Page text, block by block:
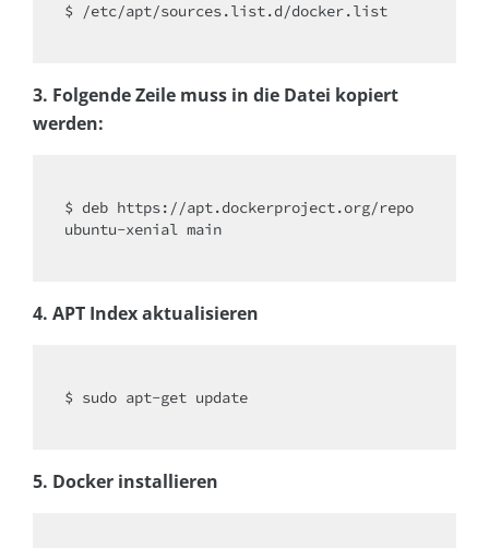
$ /etc/apt/sources.list.d/docker.list
3. Folgende Zeile muss in die Datei kopiert
werden:
$ deb https://apt.dockerproject.org/repo
ubuntu-xenial main
4. APT Index aktualisieren
$ sudo apt-get update
5. Docker installieren